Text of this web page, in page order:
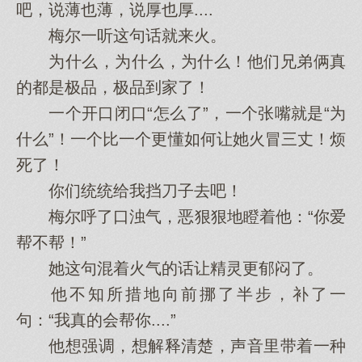
吧，说薄也薄，说厚也厚....
梅尔一听这句话就来火。
为什么，为什么，为什么！他们兄弟俩真
的都是极品，极品到家了！
一个开口闭口“怎么了”，一个张嘴就是“为
什么”！一个比一个更懂如何让她火冒三丈！烦
死了！
你们统统给我挡刀子去吧！
梅尔呼了口浊气，恶狠狠地瞪着他：“你爱
帮不帮！”
她这句混着火气的话让精灵更郁闷了。
他不知所措地向前挪了半步，补了一
句：“我真的会帮你....”
他想强调，想解释清楚，声音里带着一种